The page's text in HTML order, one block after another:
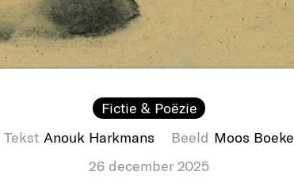
Fictie & Poëzie
Tekst Anouk Harkmans Beeld Moos Boeke
26 december 2025